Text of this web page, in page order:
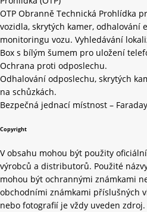
OTP Obranně Technická Prohlídka
vozidla, skrytých kamer, odhalování
monitoringu vozu. Vyhledávání
Box s bílým šumem pro uložení
Ochrana proti odposlechu.
Odhalování odposlechu, skrytých
na schůzkách.
Bezpečná jednací místnost –
Copyright
V obsahu mohou být použity
výrobců a distributorů. Použité
mohou být ochrannými známkami
obchodními známkami příslušných
nebo fotografií je vždy uveden